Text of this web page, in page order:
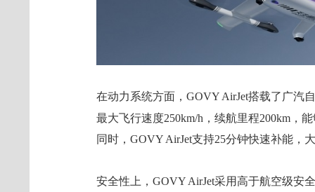
在动力系统方面，GOVY AirJet搭载了广汽
最大飞行速度250km/h，续航里程200km，
同时，GOVY AirJet支持25分钟快速补能，
安全性上，GOVY AirJet采用高于航空级安